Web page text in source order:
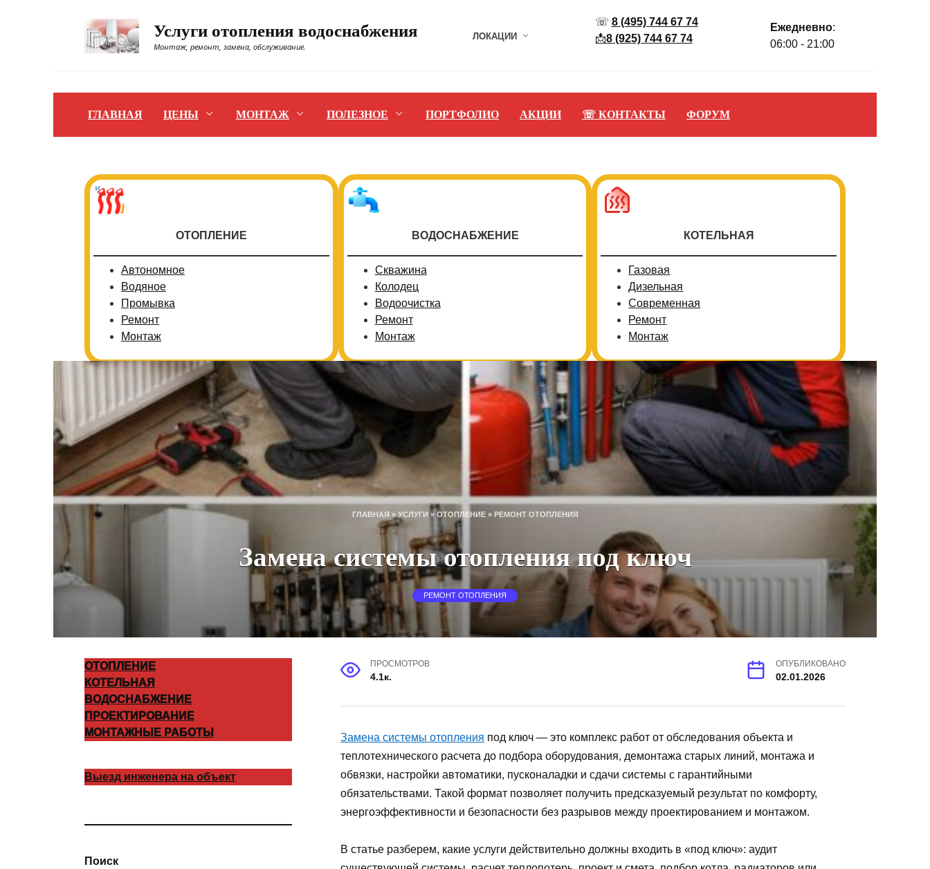
Услуги отопления водоснабжения
Монтаж, ремонт, замена, обслуживание.
ЛОКАЦИИ
☏ 8 (495) 744 67 74
📩8 (925) 744 67 74
Ежедневно:
06:00 - 21:00
ГЛАВНАЯ ЦЕНЫ МОНТАЖ ПОЛЕЗНОЕ ПОРТФОЛИО АКЦИИ ☏ КОНТАКТЫ ФОРУМ
ОТОПЛЕНИЕ
Автономное
Водяное
Промывка
Ремонт
Монтаж
ВОДОСНАБЖЕНИЕ
Скважина
Колодец
Водоочистка
Ремонт
Монтаж
КОТЕЛЬНАЯ
Газовая
Дизельная
Современная
Ремонт
Монтаж
ГЛАВНАЯ » УСЛУГИ» ОТОПЛЕНИЕ» РЕМОНТ ОТОПЛЕНИЯ
Замена системы отопления под ключ
РЕМОНТ ОТОПЛЕНИЯ
ПРОСМОТРОВ
4.1к.
ОПУБЛИКОВАНО
02.01.2026
Замена системы отопления под ключ — это комплекс работ от обследования объекта и
теплотехнического расчета до подбора оборудования, демонтажа старых линий, монтажа и
обвязки, настройки автоматики, пусконаладки и сдачи системы с гарантийными
обязательствами. Такой формат позволяет получить предсказуемый результат по комфорту,
энергоэффективности и безопасности без разрывов между проектированием и монтажом.
В статье разберем, какие услуги действительно должны входить в «под ключ»: аудит
ОТОПЛЕНИЕ
КОТЕЛЬНАЯ
ВОДОСНАБЖЕНИЕ
ПРОЕКТИРОВАНИЕ
МОНТАЖНЫЕ РАБОТЫ
Выезд инженера на объект
Поиск